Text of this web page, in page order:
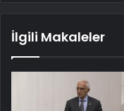
İlgili Makaleler